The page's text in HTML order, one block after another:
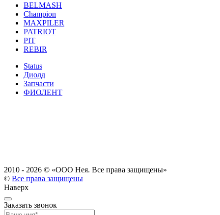
BELMASH
Champion
MAXPILER
PATRIOT
PIT
REBIR
Status
Диолд
Запчасти
ФИОЛЕНТ
2010 - 2026 © «ООО Нея. Все права защищены»
© Все права защищены
Наверх
Заказать звонок